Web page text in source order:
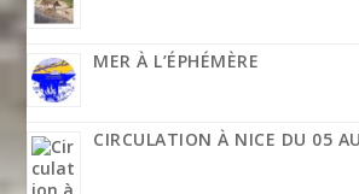
MER À L’ÉPHÉMÈRE
CIRCULATION À NICE DU 05